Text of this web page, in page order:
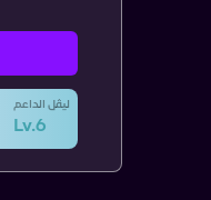
ليڤل الداعم
Lv.6